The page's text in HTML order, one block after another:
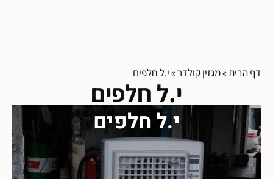
י.ל חלפים
י.ל חלפים
דף הבית»מגזין קולדר»י.ל חלפים